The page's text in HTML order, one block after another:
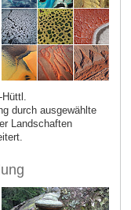
durch ausgewählte
Landschaften